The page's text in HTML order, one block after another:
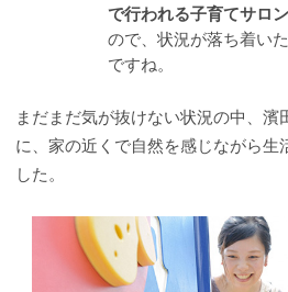
で行われる子育てサロン
ので、状況が落ち着い
ですね。
まだまだ気が抜けない状況の中、濱
に、家の近くで自然を感じながら生
した。